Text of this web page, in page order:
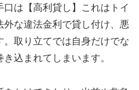
は【高利貸し】これはトイ
な違法金利で貸し付け、悪
取り立てでは自身だけでな
込まれてしまいます。